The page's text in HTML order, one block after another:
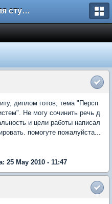
Форум для студента СГА
диплом готов, тема "Персп
Не могу сочинить речь д
и цели работы написал
помогуте пожалуйста...
25 May 2010 - 11:47